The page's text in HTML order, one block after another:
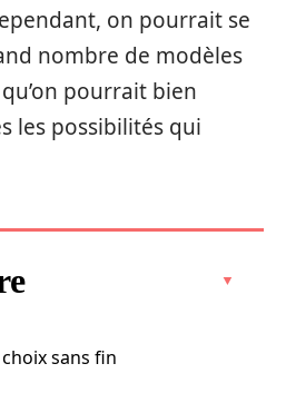
on pourrait se
nombre de modèles
pourrait bien
les possibilités qui
sans fin